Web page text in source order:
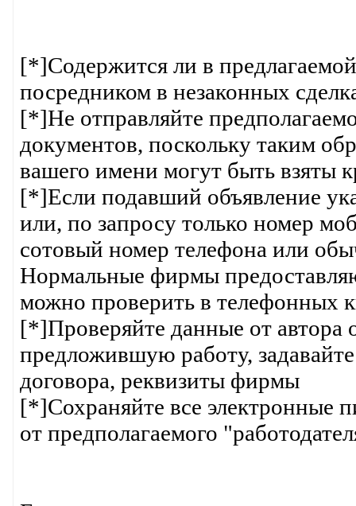
[*]Содержится ли в
посредником в незаконных
[*]Не отправляйте
документов, поскольку таким
вашего имени могут быть взяты
[*]Если подавший объявление
или, по запросу только номер
сотовый номер телефона или
Нормальные фирмы
можно проверить в телефонных
[*]Проверяйте данные от автора
предложившую работу,
договора, реквизиты фирмы
[*]Сохраняйте все
от предполагаемого